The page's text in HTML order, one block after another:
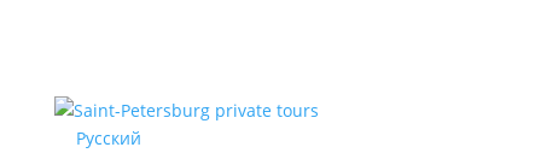
Русский